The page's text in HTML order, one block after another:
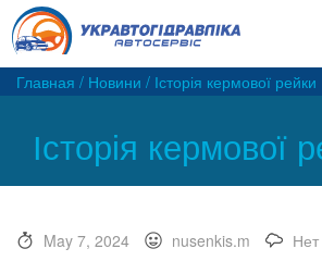
Главная / Новини / Історія кермової рейки
Історія кермової
May 7, 2024 nusenkis.m